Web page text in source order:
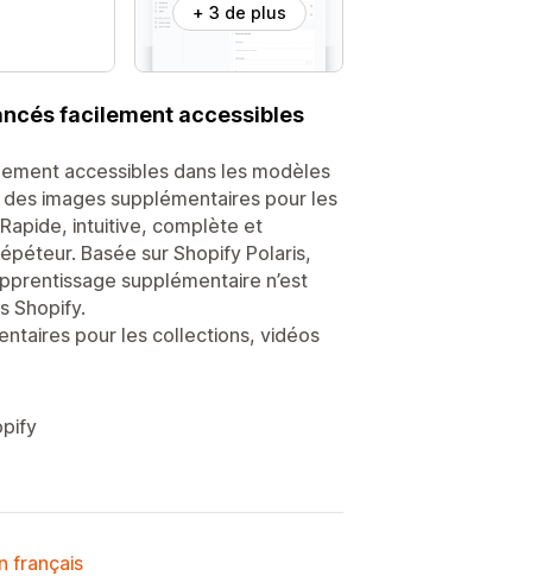
+ 3 de plus
facilement accessibles
accessibles dans les modèles
images supplémentaires pour les
intuitive, complète et
Basée sur Shopify Polaris,
supplémentaire n’est
Shopify.
pour les collections, vidéos
français